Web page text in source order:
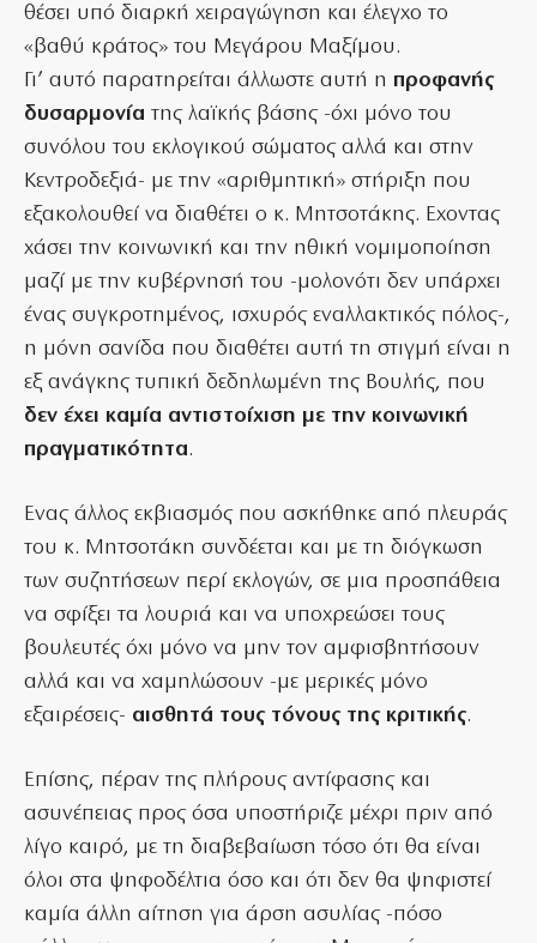
θέσει υπό διαρκή χειραγώγηση και έλεγχο το
«βαθύ κράτος» του Μεγάρου Μαξίμου.
Γι’ αυτό παρατηρείται άλλωστε αυτή η προφανής
δυσαρμονία της λαϊκής βάσης -όχι μόνο του
συνόλου του εκλογικού σώματος αλλά και στην
Κεντροδεξιά- με την «αριθμητική» στήριξη που
εξακολουθεί να διαθέτει ο κ. Μητσοτάκης. Εχοντας
χάσει την κοινωνική και την ηθική νομιμοποίηση
μαζί με την κυβέρνησή του -μολονότι δεν υπάρχει
ένας συγκροτημένος, ισχυρός εναλλακτικός πόλος-,
η μόνη σανίδα που διαθέτει αυτή τη στιγμή είναι η
εξ ανάγκης τυπική δεδηλωμένη της Βουλής, που
δεν έχει καμία αντιστοίχιση με την κοινωνική
πραγματικότητα.
Ενας άλλος εκβιασμός που ασκήθηκε από πλευράς
του κ. Μητσοτάκη συνδέεται και με τη διόγκωση
των συζητήσεων περί εκλογών, σε μια προσπάθεια
να σφίξει τα λουριά και να υποχρεώσει τους
βουλευτές όχι μόνο να μην τον αμφισβητήσουν
αλλά και να χαμηλώσουν -με μερικές μόνο
εξαιρέσεις- αισθητά τους τόνους της κριτικής.
Επίσης, πέραν της πλήρους αντίφασης και
ασυνέπειας προς όσα υποστήριζε μέχρι πριν από
λίγο καιρό, με τη διαβεβαίωση τόσο ότι θα είναι
όλοι στα ψηφοδέλτια όσο και ότι δεν θα ψηφιστεί
καμία άλλη αίτηση για άρση ασυλίας -πόσο